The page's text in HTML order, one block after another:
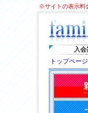
※サイトの表示料
入
トップページ